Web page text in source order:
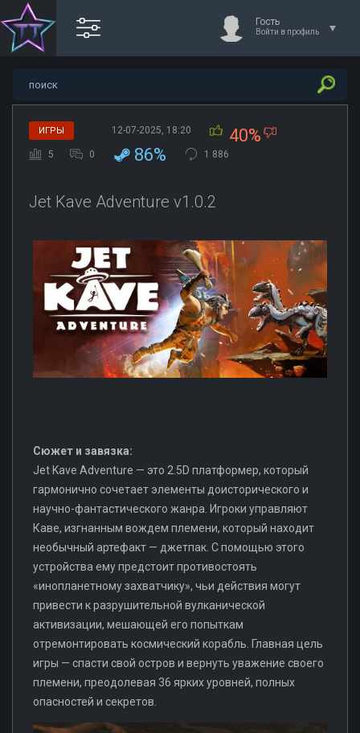
Гость
Войти в профиль
ИГРЫ 12-07-2025, 18:20 40%
5 0 86% 1 886
Jet Kave Adventure v1.0.2
Сюжет и завязка:
Jet Kave Adventure — это 2.5D платформер, который
гармонично сочетает элементы доисторического и
научно-фантастического жанра. Игроки управляют
Каве, изгнанным вождем племени, который находит
необычный артефакт — джетпак. С помощью этого
устройства ему предстоит противостоять
«инопланетному захватчику», чьи действия могут
привести к разрушительной вулканической
активизации, мешающей его попыткам
отремонтировать космический корабль. Главная цель
игры — спасти свой остров и вернуть уважение своего
племени, преодолевая 36 ярких уровней, полных
опасностей и секретов.